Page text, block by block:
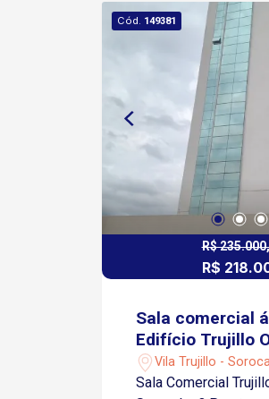
Cód. 149381
R$
R$
Sala comercial
Edifício Trujillo
Sorocaba/SP
Vila Trujillo -
Sala Comercial